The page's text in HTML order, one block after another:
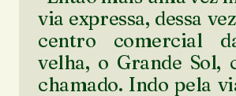
via expressa, dessa
centro comercial
velha, o Grande Sol,
chamado. Indo pela